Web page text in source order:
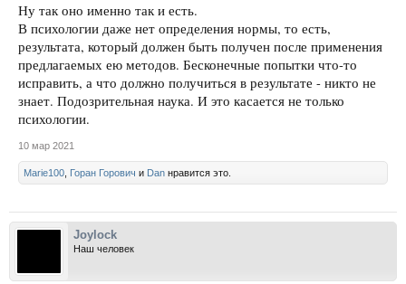
Ну так оно именно так и есть.
В психологии даже нет определения нормы, то есть,
результата, который должен быть получен после применения
предлагаемых ею методов. Бесконечные попытки что-то
исправить, а что должно получиться в результате - никто не
знает. Подозрительная наука. И это касается не только
психологии.
10 мар 2021
Marie100 Горан Горович и Dan нравится это.
Joylock
Наш человек